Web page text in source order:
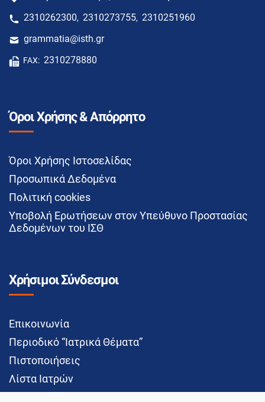
2310262300, 2310273755, 2310251960
grammatia@isth.gr
FAX: 2310278880
Όροι Χρήσης & Απόρρητο
Όροι Χρήσης Ιστοσελίδας
Προσωπικά Δεδομένα
Πολιτική cookies
Υποβολή Ερωτήσεων στον Υπεύθυνο Προστασίας
Δεδομένων του ΙΣΘ
Χρήσιμοι Σύνδεσμοι
Επικοινωνία
Περιοδικό “Ιατρικά Θέματα”
Πιστοποιήσεις
Λίστα Ιατρών